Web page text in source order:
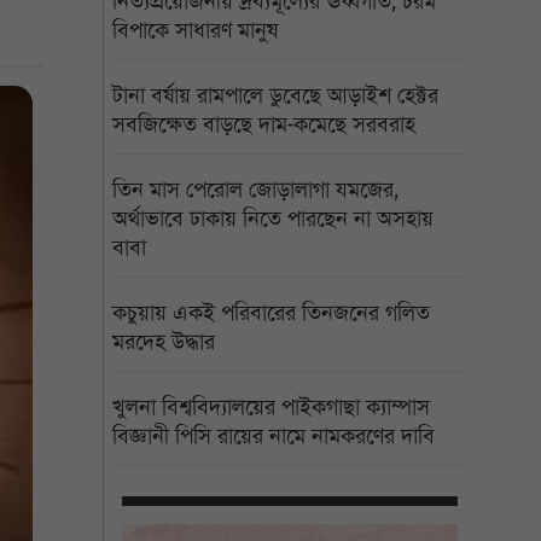
বিপাকে সাধারণ মানুষ
টানা বর্ষায় রামপালে ডুবেছে আড়াইশ হেক্টর
সবজিক্ষেত বাড়ছে দাম-কমেছে সরবরাহ
তিন মাস পেরোল জোড়ালাগা যমজের,
অর্থাভাবে ঢাকায় নিতে পারছেন না অসহায়
বাবা
কচুয়ায় একই পরিবারের তিনজনের গলিত
মরদেহ উদ্ধার
খুলনা বিশ্ববিদ্যালয়ের পাইকগাছা ক্যাম্পাস
বিজ্ঞানী পিসি রায়ের নামে নামকরণের দাবি